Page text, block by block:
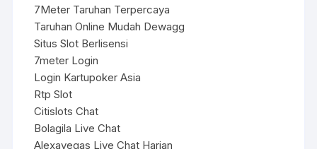
7Meter Taruhan Terpercaya
Taruhan Online Mudah Dewagg
Situs Slot Berlisensi
7meter Login
Login Kartupoker Asia
Rtp Slot
Citislots Chat
Bolagila Live Chat
Alexavegas Live Chat Harian